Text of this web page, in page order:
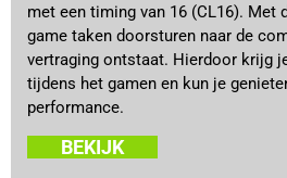
met een timing van 16 (CL16). Met
game taken doorsturen naar de
vertraging ontstaat. Hierdoor krijg
tijdens het gamen en kun je
performance.
BEKIJK